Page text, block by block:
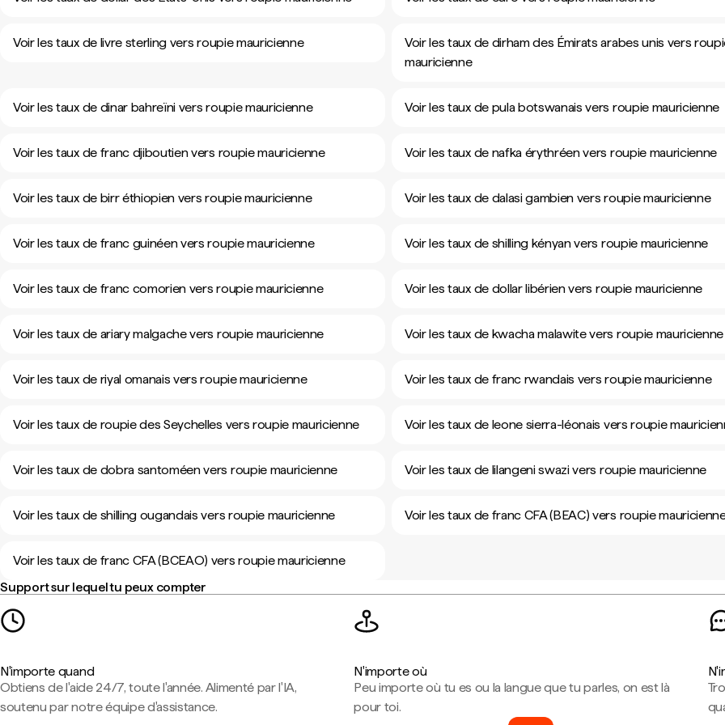
Voir les taux de livre sterling vers roupie mauricienne
Voir les taux de dirham des Émirats arabes unis vers
mauricienne
Voir les taux de dinar bahreïni vers roupie mauricienne Voir les taux de pula botswanais vers roupie mauricienne
Voir les taux de franc djiboutien vers roupie mauricienne Voir les taux de nafka érythréen vers roupie mauricienne
Voir les taux de birr éthiopien vers roupie mauricienne Voir les taux de dalasi gambien vers roupie mauricienne
Voir les taux de franc guinéen vers roupie mauricienne Voir les taux de shilling kényan vers roupie mauricienne
Voir les taux de franc comorien vers roupie mauricienne Voir les taux de dollar libérien vers roupie mauricienne
Voir les taux de ariary malgache vers roupie mauricienne Voir les taux de kwacha malawite vers roupie mauricienne
Voir les taux de riyal omanais vers roupie mauricienne Voir les taux de franc rwandais vers roupie mauricienne
Voir les taux de roupie des Seychelles vers roupie mauricienne Voir les taux de leone sierra-léonais vers roupie
Voir les taux de dobra santoméen vers roupie mauricienne Voir les taux de lilangeni swazi vers roupie mauricienne
Voir les taux de shilling ougandais vers roupie mauricienne Voir les taux de franc CFA (BEAC) vers roupie
Voir les taux de franc CFA (BCEAO) vers roupie mauricienne
Support sur lequel tu peux compter
N'importe quand
Obtiens de l'aide 24/7, toute l'année. Alimenté par l'IA,
soutenu par notre équipe d'assistance.
N'importe où
Peu importe où tu es ou la langue que tu parles, on est là
pour toi.